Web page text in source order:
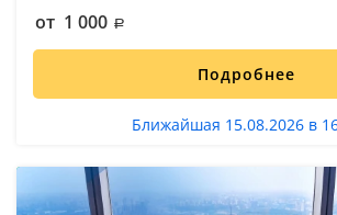
от 1 000
Подробнее
Ближайшая 15.08.2026 в